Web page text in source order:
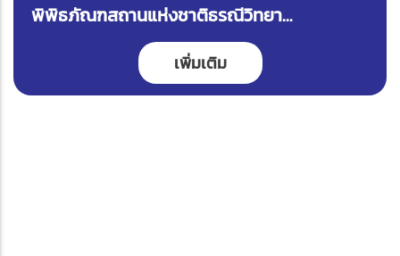
พิพิธภัณฑสถานแห่งชาติธรณีวิทยา
เฉลิมพระเกียรติ จังหวัดปทุมธานี
เพิ่มเติม